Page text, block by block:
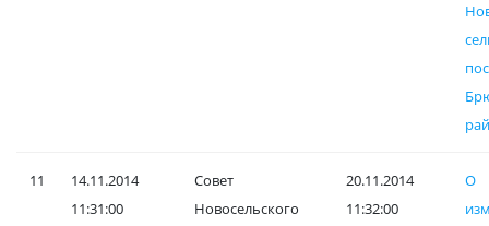
11
14.11.2014
11:31:00
Совет
Новосельского
20.11.2014
11:32:00
О